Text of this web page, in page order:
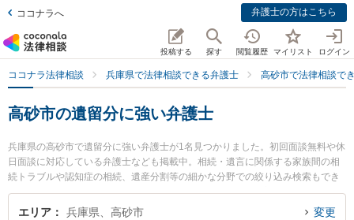
ココナラへ 弁護士の方はこちら
投稿する 探す 閲覧履歴 マイリスト ログイン
ココナラ法律相談 兵庫県で法律相談できる弁護士 高砂市で法律相談で
高砂市の遺留分に強い弁護士
兵庫県の高砂市で遺留分に強い弁護士が1名見つかりました。初回面談無料や休
日面談に対応している弁護士なども掲載中。相続・遺言に関係する家族間の相
続トラブルや認知症の相続、遺産分割等の細かな分野での絞り込み検索もでき
便利です。特に姫路あおい法律事務所の植田 浩平弁護士のプロフィール情報や
弁護士費用、強みなどが注目されています。『高砂市で土日や夜間に発生した
エリア 兵庫県、高砂市 変更